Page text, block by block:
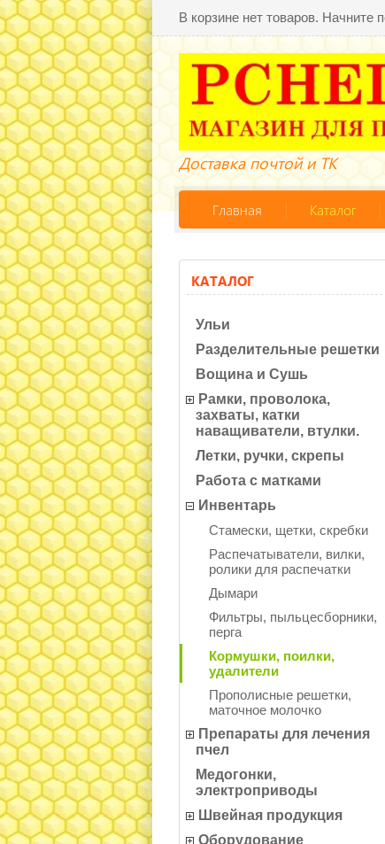
В корзине нет товаров. Начните
Доставка почтой и ТК
Главная Каталог
КАТАЛОГ
Ульи
Разделительные решетки
Вощина и Сушь
Рамки, проволока,
захваты, катки
наващиватели, втулки.
Летки, ручки, скрепы
Работа с матками
Инвентарь
Стамески, щетки, скребки
Распечатыватели, вилки,
ролики для распечатки
Дымари
Фильтры, пыльцесборники,
перга
Кормушки, поилки,
удалители
Прополисные решетки,
маточное молочко
Препараты для лечения
пчел
Медогонки,
электроприводы
Швейная продукция
Оборудование